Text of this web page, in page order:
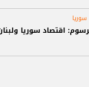
سوريا
اقتصاد سوريا